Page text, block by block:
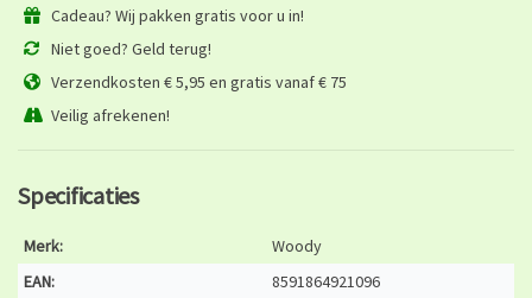
Cadeau? Wij pakken gratis voor u in!
Niet goed? Geld terug!
Verzendkosten € 5,95 en gratis vanaf € 75
Veilig afrekenen!
Specificaties
Merk:
Woody
EAN:
8591864921096